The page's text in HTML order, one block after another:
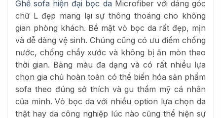
Ghế sofa hiện đại bọc da Microfiber với dáng góc
chữ L đẹp mang lại sự thông thoáng cho không
gian phòng khách. Bề mặt vỏ bọc da rất đẹp, mịn
và dễ dàng vệ sinh. Chúng cũng có ưu điểm chống
nước, chống chầy xước và không bị ăn mòn theo
thời gian. Bảng màu đa dạng và có rất nhiều lựa
chọn gia chủ hoàn toàn có thể biến hóa sản phẩm
sofa theo đúng sở thích và gu thẩm mỹ cá nhân
của mình. Vỏ bọc da với nhiều option lựa chọn da
thật hay da công nghiệp lúc nào cũng thể hiện sự